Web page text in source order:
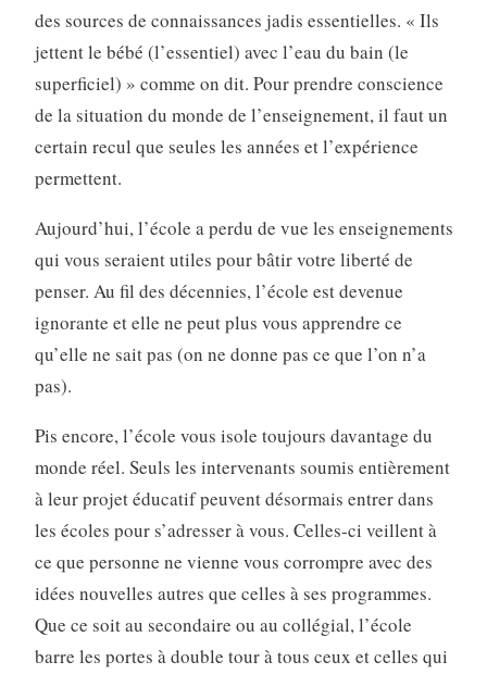
des sources de connaissances jadis essentielles. « Ils
jettent le bébé (l’essentiel) avec l’eau du bain (le
superficiel) » comme on dit. Pour prendre conscience
de la situation du monde de l’enseignement, il faut un
certain recul que seules les années et l’expérience
permettent.
Aujourd’hui, l’école a perdu de vue les enseignements
qui vous seraient utiles pour bâtir votre liberté de
penser. Au fil des décennies, l’école est devenue
ignorante et elle ne peut plus vous apprendre ce
qu’elle ne sait pas (on ne donne pas ce que l’on n’a
pas).
Pis encore, l’école vous isole toujours davantage du
monde réel. Seuls les intervenants soumis entièrement
à leur projet éducatif peuvent désormais entrer dans
les écoles pour s’adresser à vous. Celles-ci veillent à
ce que personne ne vienne vous corrompre avec des
idées nouvelles autres que celles à ses programmes.
Que ce soit au secondaire ou au collégial, l’école
barre les portes à double tour à tous ceux et celles qui